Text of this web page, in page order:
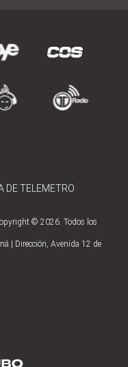
DE TELEMETRO
© 2026. Todos los
| Dirección, Avenida 12 de